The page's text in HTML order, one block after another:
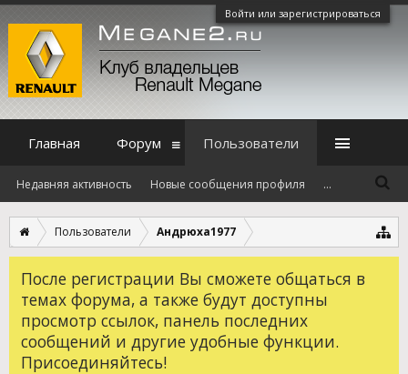
Войти или зарегистрироваться
Пользователи Андрюха1977
После регистрации Вы сможете общаться в
темах форума, а также будут доступны
просмотр ссылок, панель последних
сообщений и другие удобные функции.
Присоединяйтесь!
Главная Форум Пользователи
Недавняя активность Новые сообщения профиля ...